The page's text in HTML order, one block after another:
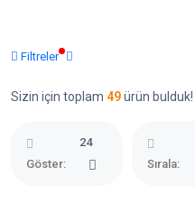
Filtreler
Sizin için toplam 49ürün bulduk!
Göster:
24
Sırala: